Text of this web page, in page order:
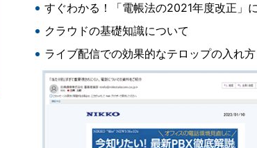
すぐわかる！「電帳法の2021年度改正」
クラウドの基礎知識について
ライブ配信での効果的なテロップの入れ方